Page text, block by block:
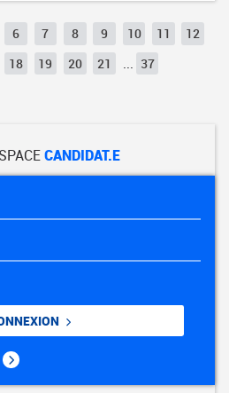
6 7 8 9 10 11
12
18 19 20 21 37
CANDIDAT.E